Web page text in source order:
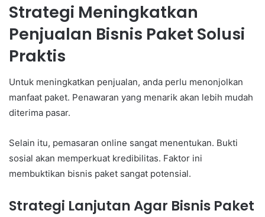
Strategi Meningkatkan
Penjualan Bisnis Paket Solusi
Praktis
Untuk meningkatkan penjualan, anda perlu menonjolkan
manfaat paket. Penawaran yang menarik akan lebih mudah
diterima pasar.
Selain itu, pemasaran online sangat menentukan. Bukti
sosial akan memperkuat kredibilitas. Faktor ini
membuktikan bisnis paket sangat potensial.
Strategi Lanjutan Agar Bisnis Paket